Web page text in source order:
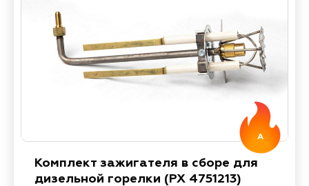
A
Комплект зажигателя в сборе для
дизельной горелки (PX 4751213)